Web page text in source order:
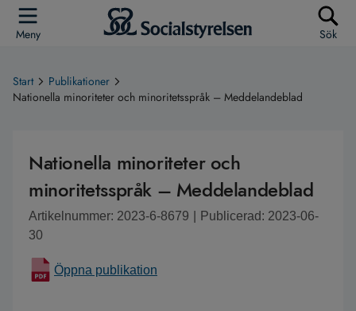
Meny Sök
Start
Publikationer
Nationella minoriteter och minoritetsspråk – Meddelandeblad
Nationella minoriteter och
minoritetsspråk – Meddelandeblad
Artikelnummer: 2023-6-8679
Publicerad: 2023-06-
30
Öppna publikation